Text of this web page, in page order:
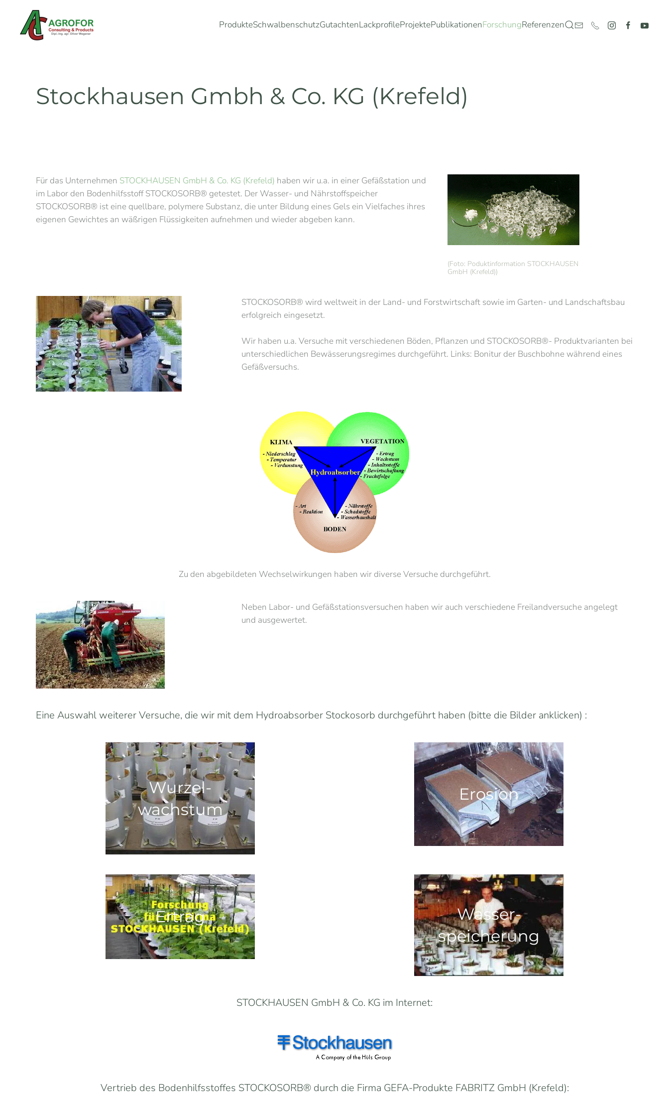
Skip to main content ProdukteSchwalbenschutzGutachtenLackprofileProjektePublikationenForschungReferenzen
Stockhausen Gmbh & Co. KG (Krefeld)
Für das Unternehmen STOCKHAUSEN GmbH & Co. KG (Krefeld) haben wir u.a. in einer Gefäßstation und
im Labor den Bodenhilfsstoff STOCKOSORB® getestet. Der Wasser- und Nährstoffspeicher
STOCKOSORB® ist eine quellbare, polymere Substanz, die unter Bildung eines Gels ein Vielfaches ihres
eigenen Gewichtes an wäßrigen Flüssigkeiten aufnehmen und wieder abgeben kann.
(Foto: Poduktinformation STOCKHAUSEN
GmbH (Krefeld))
STOCKOSORB® wird weltweit in der Land- und Forstwirtschaft sowie im Garten- und Landschaftsbau
erfolgreich eingesetzt.
Wir haben u.a. Versuche mit verschiedenen Böden, Pflanzen und STOCKOSORB®- Produktvarianten bei
unterschiedlichen Bewässerungsregimes durchgeführt. Links: Bonitur der Buschbohne während eines
Gefäßversuchs.
Zu den abgebildeten Wechselwirkungen haben wir diverse Versuche durchgeführt.
Neben Labor- und Gefäßstationsversuchen haben wir auch verschiedene Freilandversuche angelegt
und ausgewertet.
Eine Auswahl weiterer Versuche, die wir mit dem Hydroabsorber Stockosorb durchgeführt haben (bitte die Bilder anklicken) :
Wurzel-
wachstum
Erosion
Ertrag
Wasser-
speicherung
STOCKHAUSEN GmbH & Co. KG im Internet:
Vertrieb des Bodenhilfsstoffes STOCKOSORB® durch die Firma GEFA-Produkte FABRITZ GmbH (Krefeld):